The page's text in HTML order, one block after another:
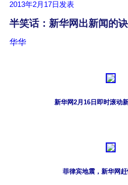
2013年2月17日 发表
半笑话：新华网出新闻的诀
华华
新华网2月16日即时滚动
菲律宾地震，新华网赶